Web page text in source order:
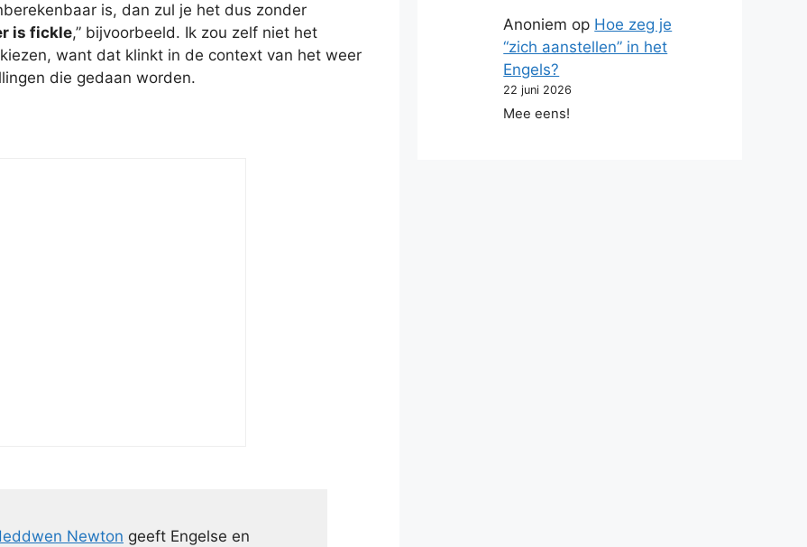
is, dan zul je het dus zonder
is fickle,” bijvoorbeeld. Ik zou zelf niet het
want dat klinkt in de context van het weer
die gedaan worden.
Newton geeft Engelse en
Anoniem op Hoe zeg je
“zich aanstellen” in het
Engels?
22 juni 2026
Mee eens!